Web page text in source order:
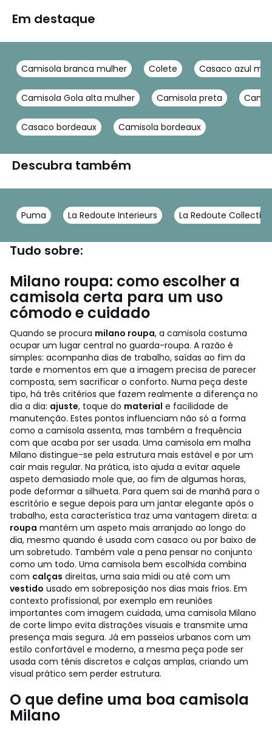
Em destaque
Camisola branca mulher Colete Casaco azul
Camisola Gola alta mulher Camisola preta
Casaco bordeaux Camisola bordeaux
Descubra também
Puma La Redoute Interieurs La Redoute
Tudo sobre:
Milano roupa: como escolher a
camisola certa para um uso
cómodo e cuidado
Quando se procura milano roupa, a camisola costuma
ocupar um lugar central no guarda-roupa. A razão é
simples: acompanha dias de trabalho, saídas ao fim da
tarde e momentos em que a imagem precisa de parecer
composta, sem sacrificar o conforto. Numa peça deste
tipo, há três critérios que fazem realmente a diferença no
dia a dia: ajuste, toque do material e facilidade de
manutenção. Estes pontos influenciam não só a forma
como a camisola assenta, mas também a frequência
com que acaba por ser usada. Uma camisola em malha
Milano distingue-se pela estrutura mais estável e por um
cair mais regular. Na prática, isto ajuda a evitar aquele
aspeto demasiado mole que, ao fim de algumas horas,
pode deformar a silhueta. Para quem sai de manhã para o
escritório e segue depois para um jantar elegante após o
trabalho, esta característica traz uma vantagem direta: a
roupa mantém um aspeto mais arranjado ao longo do
dia, mesmo quando é usada com casaco ou por baixo de
um sobretudo. Também vale a pena pensar no conjunto
como um todo. Uma camisola bem escolhida combina
com calças direitas, uma saia midi ou até com um
vestido usado em sobreposição nos dias mais frios. Em
contexto profissional, por exemplo em reuniões
importantes com imagem cuidada, uma camisola Milano
de corte limpo evita distrações visuais e transmite uma
presença mais segura. Já em passeios urbanos com um
estilo confortável e moderno, a mesma peça pode ser
usada com ténis discretos e calças amplas, criando um
visual prático sem perder estrutura.
O que define uma boa camisola
Milano